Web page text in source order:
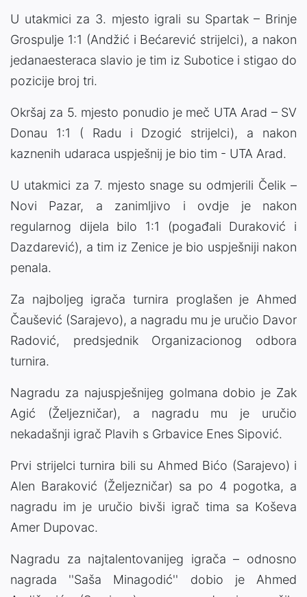
U utakmici za 3. mjesto igrali su Spartak – Brinje
Grospulje 1:1 (Andžić i Bećarević strijelci), a nakon
jedanaesteraca slavio je tim iz Subotice i stigao do
pozicije broj tri.
Okršaj za 5. mjesto ponudio je meč UTA Arad – SV
Donau 1:1 ( Radu i Dzogić strijelci), a nakon
kaznenih udaraca uspješnij je bio tim - UTA Arad.
U utakmici za 7. mjesto snage su odmjerili Čelik –
Novi Pazar, a zanimljivo i ovdje je nakon
regularnog dijela bilo 1:1 (pogađali Duraković i
Dazdarević), a tim iz Zenice je bio uspješniji nakon
penala.
Za najboljeg igrača turnira proglašen je Ahmed
Čaušević (Sarajevo), a nagradu mu je uručio Davor
Radović, predsjednik Organizacionog odbora
turnira.
Nagradu za najuspješnijeg golmana dobio je Zak
Agić (Željezničar), a nagradu mu je uručio
nekadašnji igrač Plavih s Grbavice Enes Sipović.
Prvi strijelci turnira bili su Ahmed Bićo (Sarajevo) i
Alen Baraković (Željezničar) sa po 4 pogotka, a
nagradu im je uručio bivši igrač tima sa Koševa
Amer Dupovac.
Nagradu za najtalentovanijeg igrača – odnosno
nagrada ''Saša Minagodić'' dobio je Ahmed